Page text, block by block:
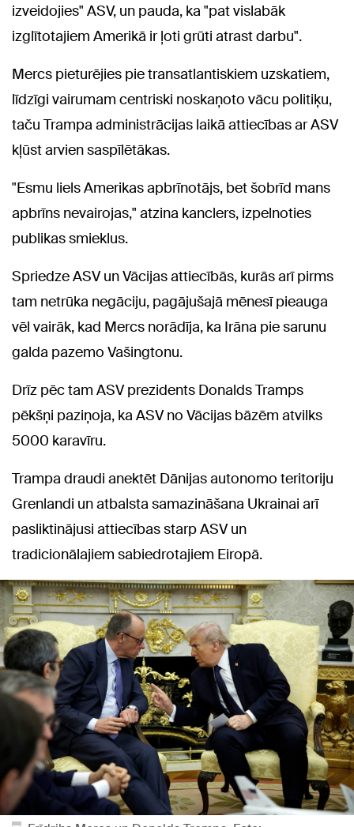
izveidojies" ASV, un pauda, ka "pat vislabāk
izglītotajiem Amerikā ir ļoti grūti atrast darbu".
Mercs pieturējies pie transatlantiskiem uzskatiem,
līdzīgi vairumam centriski noskaņoto vācu politiķu,
taču Trampa administrācijas laikā attiecības ar ASV
kļūst arvien saspīlētākas.
"Esmu liels Amerikas apbrīnotājs, bet šobrīd mans
apbrīns nevairojas," atzina kanclers, izpelnoties
publikas smieklus.
Spriedze ASV un Vācijas attiecībās, kurās arī pirms
tam netrūka negāciju, pagājušajā mēnesī pieauga
vēl vairāk, kad Mercs norādīja, ka Irāna pie sarunu
galda pazemo Vašingtonu.
Drīz pēc tam ASV prezidents Donalds Tramps
pēkšņi paziņoja, ka ASV no Vācijas bāzēm atvilks
5000 karavīru.
Trampa draudi anektēt Dānijas autonomo teritoriju
Grenlandi un atbalsta samazināšana Ukrainai arī
pasliktinājusi attiecības starp ASV un
tradicionālajiem sabiedrotajiem Eiropā.